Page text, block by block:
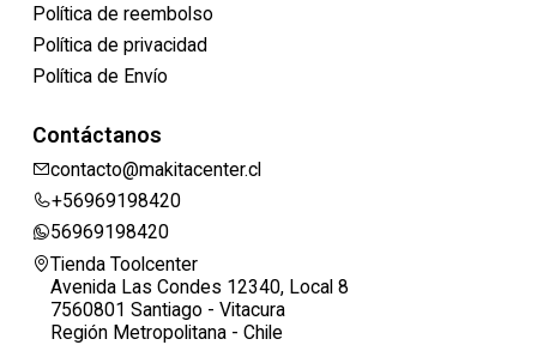
Política de reembolso
Política de privacidad
Política de Envío
Contáctanos
contacto@makitacenter.cl
+56969198420
56969198420
Tienda Toolcenter
Avenida Las Condes 12340, Local 8
7560801 Santiago - Vitacura
Región Metropolitana - Chile